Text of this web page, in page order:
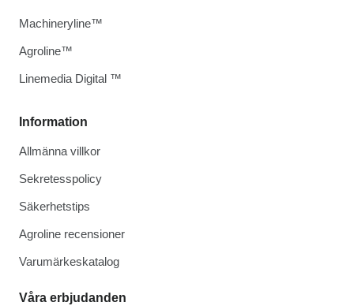
Information
Allmänna villkor
Sekretesspolicy
Säkerhetstips
Agroline recensioner
Varumärkeskatalog
Våra erbjudanden
Machineryline™
Agroline™
Linemedia Digital ™